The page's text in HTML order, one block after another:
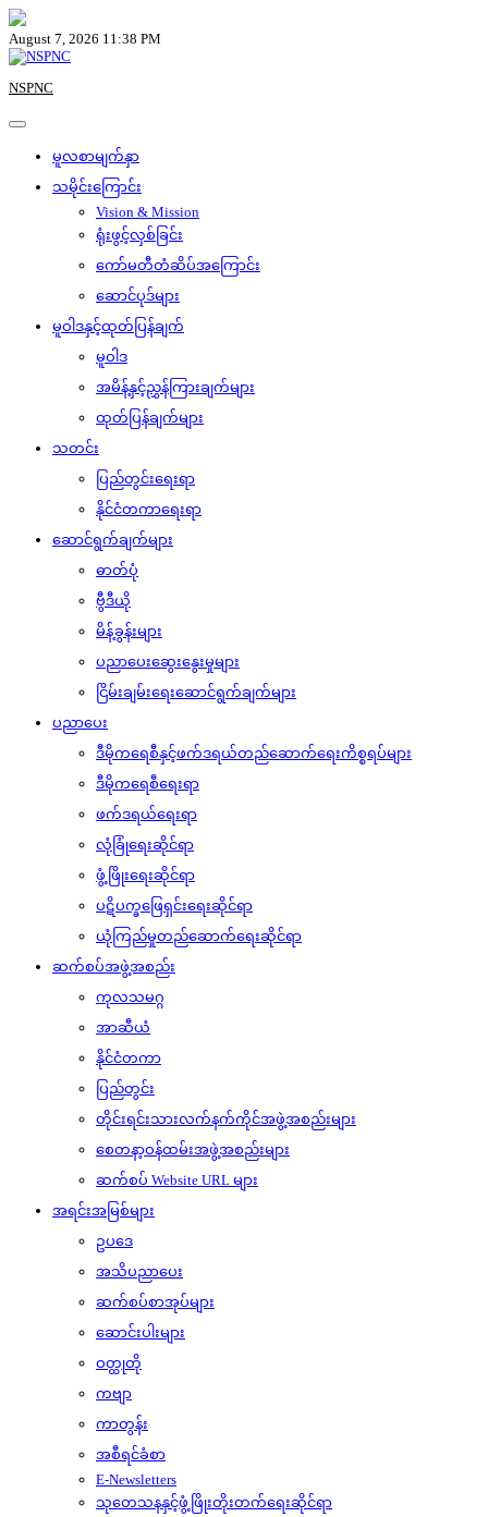
Skip
to
content
August 7, 2026 11:38 PM
NSPNC
မူလစာမျက်နှာ
သမိုင်းကြောင်း
Vision & Mission
ရုံးဖွင့်လှစ်ခြင်း
ကော်မတီတံဆိပ်အကြောင်း
ဆောင်ပုဒ်များ
မူဝါဒနှင့်ထုတ်ပြန်ချက်
မူဝါဒ
အမိန့်နှင့်ညွှန်ကြားချက်များ
ထုတ်ပြန်ချက်များ
သတင်း
ပြည်တွင်းရေးရာ
နိုင်ငံတကာရေးရာ
ဆောင်ရွက်ချက်များ
ဓာတ်ပုံ
ဗွီဒီယို
မိန့်ခွန်းများ
ပညာပေးဆွေးနွေးမှုများ
ငြိမ်းချမ်းရေးဆောင်ရွက်ချက်များ
ပညာပေး
ဒီမိုကရေစီနှင့်ဖက်ဒရယ်တည်ဆောက်‌ရေးကိစ္စရပ်များ
ဒီမိုကရေစီရေးရာ
ဖက်ဒရယ်ရေးရာ
လုံခြုံရေးဆိုင်ရာ
ဖွံ့ဖြိုးရေးဆိုင်ရာ
ပဋိပက္ခဖြေရှင်းရေးဆိုင်ရာ
ယုံကြည်မှုတည်ဆောက်ရေးဆိုင်ရာ
ဆက်စပ်အဖွဲ့အစည်း
ကုလသမဂ္ဂ
အာဆီယံ
နိုင်ငံတကာ
ပြည်တွင်း
တိုင်းရင်းသားလက်နက်ကိုင်အဖွဲ့အစည်းများ
စေတနာ့ဝန်ထမ်းအဖွဲ့အစည်းများ
ဆက်စပ် Website URL များ
အရင်းအမြစ်များ
ဥပဒေ
အသိပညာပေး
ဆက်စပ်စာအုပ်များ
ဆောင်းပါးများ
ဝတ္ထုတို
ကဗျာ
ကာတွန်း
အစီရင်ခံစာ
E-Newsletters
သုတေသနနှင့်ဖွံ့ဖြိုးတိုးတက်ရေးဆိုင်ရာ